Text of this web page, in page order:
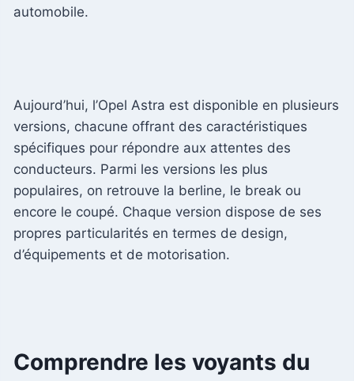
automobile.
Aujourd’hui, l’Opel Astra est disponible en plusieurs
versions, chacune offrant des caractéristiques
spécifiques pour répondre aux attentes des
conducteurs. Parmi les versions les plus
populaires, on retrouve la berline, le break ou
encore le coupé. Chaque version dispose de ses
propres particularités en termes de design,
d’équipements et de motorisation.
Comprendre les voyants du